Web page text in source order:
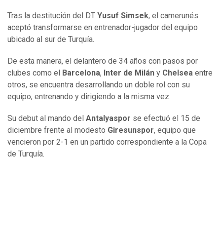
Tras la destitución del DT Yusuf Simsek, el camerunés
aceptó transformarse en entrenador-jugador del equipo
ubicado al sur de Turquía.
De esta manera, el delantero de 34 años con pasos por
clubes como el
Barcelona, Inter de Milán y Chelsea entre
otros, se encuentra desarrollando un doble rol con su
equipo, entrenando y dirigiendo a la misma vez.
Su debut al mando del Antalyaspor se efectuó el 15 de
diciembre frente al modesto Giresunspor, equipo que
vencieron por 2-1 en un partido correspondiente a la Copa
de Turquía.